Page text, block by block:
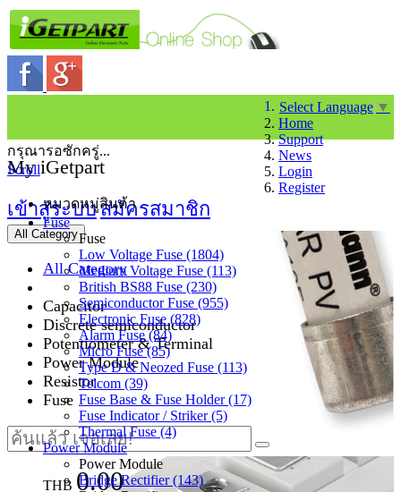
Select Language ▼
Home
Support
News
Login
Register
My iGetpart
เข้าสู่ระบบสมัครสมาชิก
All Category
All Category
Capacitor
Discrete semiconductor
Potentiometer & Terminal
Power Module
Resistor
Fuse
THB 0.00
กรุณารอซักครู่...
Scroll
หมวดหมู่สินค้า
Fuse
Fuse
Low Voltage Fuse (1804)
Medium Voltage Fuse (113)
British BS88 Fuse (230)
Semiconductor Fuse (955)
Electronic Fuse (828)
Alarm Fuse (84)
Micro Fuse (85)
Type D & Neozed Fuse (113)
Telcom (39)
Fuse Base & Fuse Holder (17)
Fuse Indicator / Striker (5)
Thermal Fuse (4)
Power Module
Power Module
Bridge Rectifier (143)